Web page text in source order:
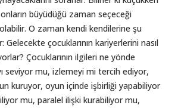
büyüdüğü zaman seçeceği
O zaman kendi kendilerine şu
Gelecekte çocuklarının kariyerlerini nasıl
Çocuklarının ilgileri ne yönde
seviyor mu, izlemeyi mi tercih ediyor,
kuruyor, oyun içinde işbirliği yapabiliyor
mu, paralel ilişki kurabiliyor mu,